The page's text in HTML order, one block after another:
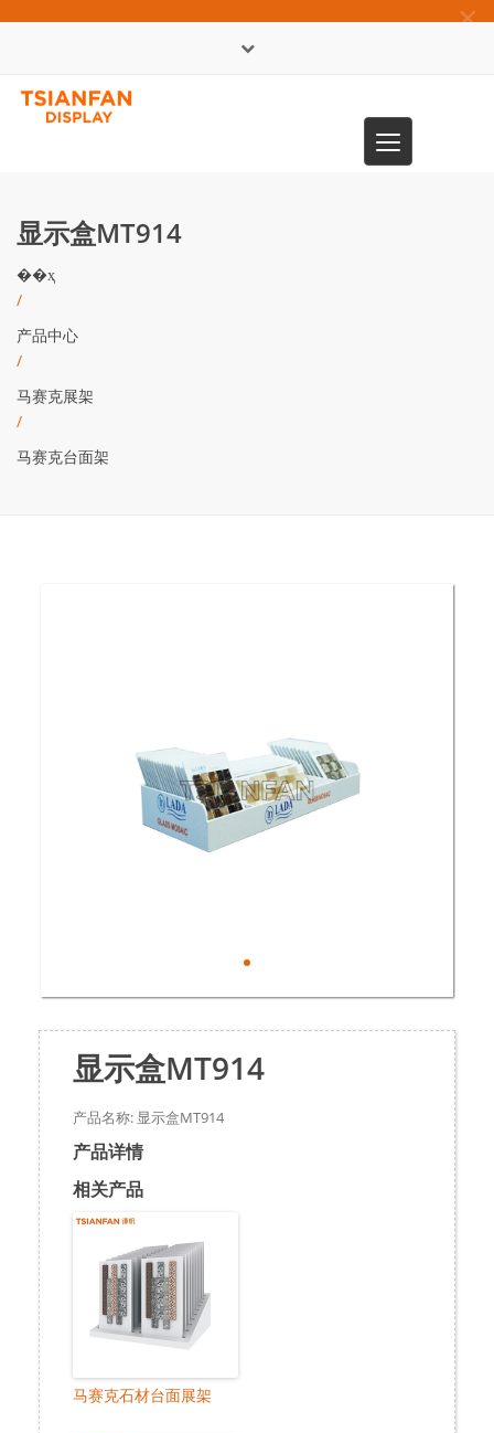
×
Toggle
navigation
显示盒MT914
��ҳ
/
产品中心
/
马赛克展架
/
马赛克台面架
显示盒MT914
产品名称: 显示盒MT914
产品详情
相关产品
马赛克石材台面展架